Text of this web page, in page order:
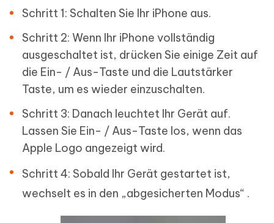
Schritt 1: Schalten Sie Ihr iPhone aus.
Schritt 2: Wenn Ihr iPhone vollständig
ausgeschaltet ist, drücken Sie einige Zeit auf
die Ein- / Aus-Taste und die Lautstärker
Taste, um es wieder einzuschalten.
Schritt 3: Danach leuchtet Ihr Gerät auf.
Lassen Sie Ein- / Aus-Taste los, wenn das
Apple Logo angezeigt wird.
Schritt 4: Sobald Ihr Gerät gestartet ist,
wechselt es in den „abgesicherten Modus“ .